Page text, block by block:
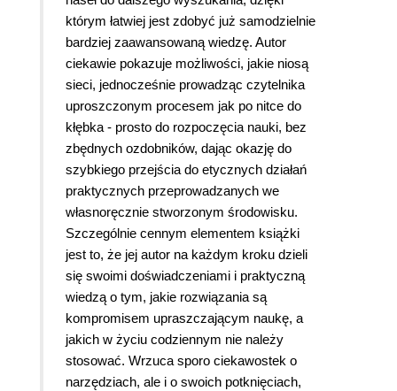
którym łatwiej jest zdobyć już samodzielnie
bardziej zaawansowaną wiedzę. Autor
ciekawie pokazuje możliwości, jakie niosą
sieci, jednocześnie prowadząc czytelnika
uproszczonym procesem jak po nitce do
kłębka - prosto do rozpoczęcia nauki, bez
zbędnych ozdobników, dając okazję do
szybkiego przejścia do etycznych działań
praktycznych przeprowadzanych we
własnoręcznie stworzonym środowisku.
Szczególnie cennym elementem książki
jest to, że jej autor na każdym kroku dzieli
się swoimi doświadczeniami i praktyczną
wiedzą o tym, jakie rozwiązania są
kompromisem upraszczającym naukę, a
jakich w życiu codziennym nie należy
stosować. Wrzuca sporo ciekawostek o
narzędziach, ale i o swoich potknięciach,